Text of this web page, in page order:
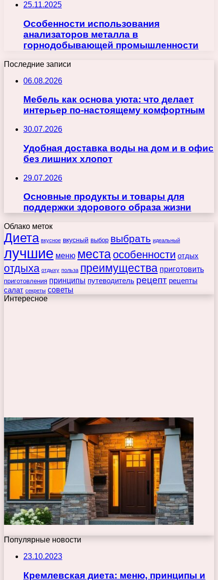
25.11.2025
Особенности использования
анализаторов металла в
горнодобывающей промышленности
Последние записи
06.08.2026
Мебель как основа уюта: что делает
интерьер по-настоящему комфортным
30.07.2026
Удобная доставка воды на дом и в офис
без лишних хлопот
29.07.2026
Основные продукты и товары для
поддержки здорового образа жизни
Облако меток
Диета вкусное вкусный выбор выбрать идеальный
лучшие меню места особенности отдых
отдыха отдыху польза преимущества приготовить
приготовления принципы путеводитель рецепт рецепты
салат секреты советы
Интересное
Популярные новости
23.10.2023
Кремлевская диета: меню, принципы и